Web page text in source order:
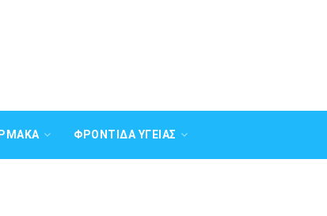
ΦΡΟΝΤΊΔΑ ΥΓΕΊΑΣ